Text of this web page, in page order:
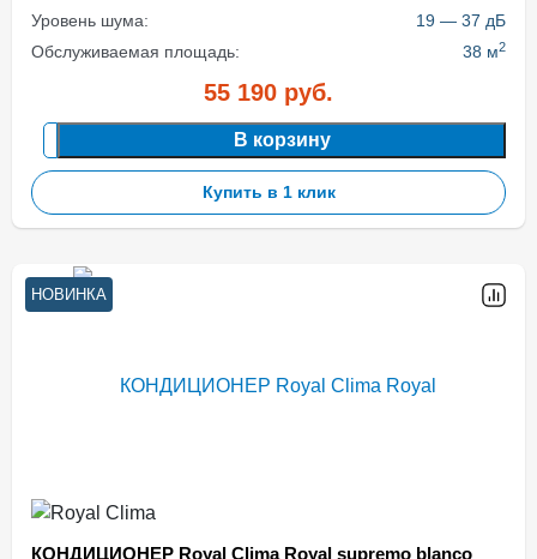
Уровень шума:
19 — 37 дБ
Обслуживаемая площадь:
38 м2
55 190 руб.
В корзину
Купить в 1 клик
НОВИНКА
КОНДИЦИОНЕР Royal Clima Royal supremo blanco